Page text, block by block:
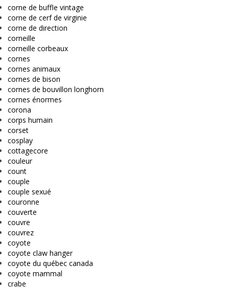
corne de buffle vintage
corne de cerf de virginie
corne de direction
corneille
corneille corbeaux
cornes
cornes animaux
cornes de bison
cornes de bouvillon longhorn
cornes énormes
corona
corps humain
corset
cosplay
cottagecore
couleur
count
couple
couple sexué
couronne
couverte
couvre
couvrez
coyote
coyote claw hanger
coyote du québec canada
coyote mammal
crabe